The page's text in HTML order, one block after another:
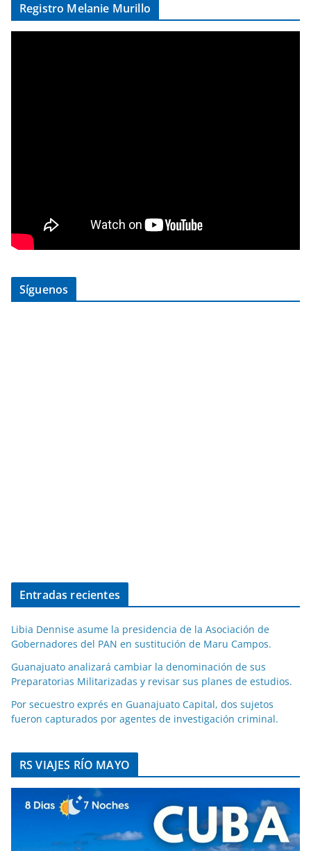
Registro Melanie Murillo
Síguenos
Entradas recientes
Libia Dennise asume la presidencia de la Asociación de
Gobernadores del PAN en sustitución de Maru Campos.
Guanajuato analizará cambiar la denominación de sus
Preparatorias Militarizadas y revisar sus planes de estudios.
Por secuestro exprés en Guanajuato Capital, dos sujetos
fueron capturados por agentes de investigación criminal.
RS VIAJES RÍO MAYO